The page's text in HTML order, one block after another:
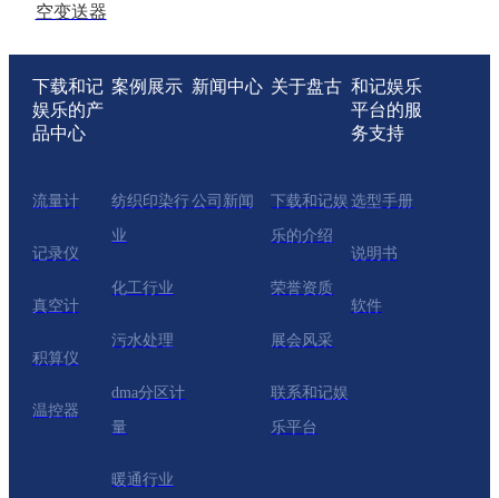
空变送器
下载和记
娱乐的产
品中心
案例展示 新闻中心 关于盘古 和记娱乐
平台的服
务支持
流量计
记录仪
真空计
积算仪
温控器
纺织印染行
业
化工行业
污水处理
dma分区计
量
暖通行业
公司新闻 下载和记娱
乐的介绍
荣誉资质
展会风采
联系和记娱
乐平台
选型手册
说明书
软件